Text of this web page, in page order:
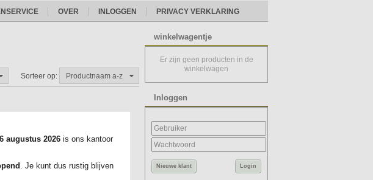
OVER INLOGGEN PRIVACY VERKLARING
Sorteer op: Productnaam a-z
veilig en snel bij goltbeeck.eu
winkelwagentje
Er zijn geen producten in de
winkelwagen
Inloggen
Nieuwe klant Login
augustus 2026is ons kantoor
. Je kunt dus rustig blijven